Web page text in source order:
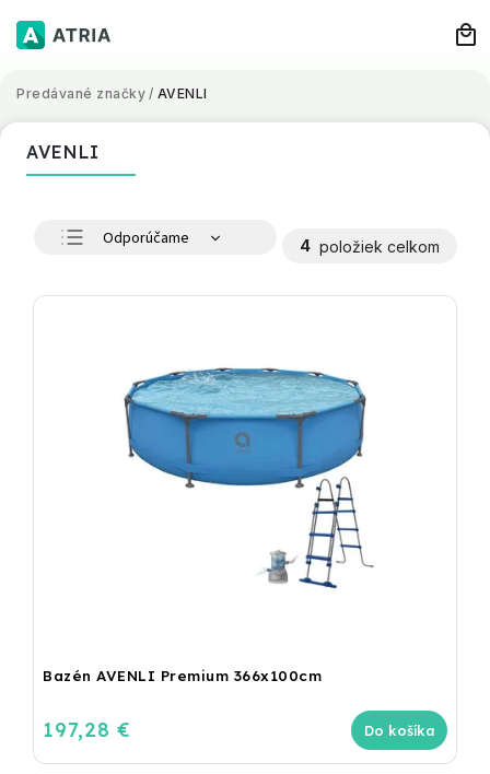
Predávané značky / AVENLI
AVENLI
Odporúčame
Abecedne
4 položiek celkom
Bazén AVENLI Premium 366x100cm
197,28 € Do košíka